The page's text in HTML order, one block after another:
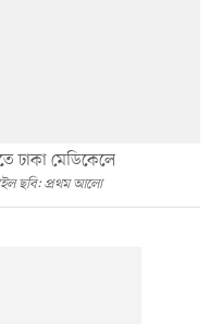
ঢাকা মেডিকেলে
ছবি: প্রথম আলো